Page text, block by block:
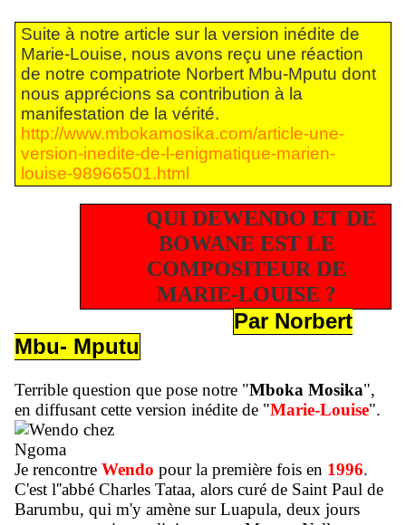
Suite à notre article sur la version inédite de
Marie-Louise, nous avons reçu une réaction
de notre compatriote Norbert Mbu-Mputu dont
nous apprécions sa contribution à la
manifestation de la vérité.
http://www.mbokamosika.com/article-une-
version-inedite-de-l-enigmatique-marien-
louise-98966501.html
·
QUI DEWENDO ET DE
BOWANE EST LE
COMPOSITEUR DE
MARIE-LOUISE ?
Par Norbert
Mbu- Mputu
Terrible question que pose notre "Mboka Mosika",
en diffusant cette version inédite de "Marie-Louise".
Je rencontre Wendo pour la première fois en 1996.
C'est l''abbé Charles Tataa, alors curé de Saint Paul de
Barumbu, qui m'y amène sur Luapula, deux jours